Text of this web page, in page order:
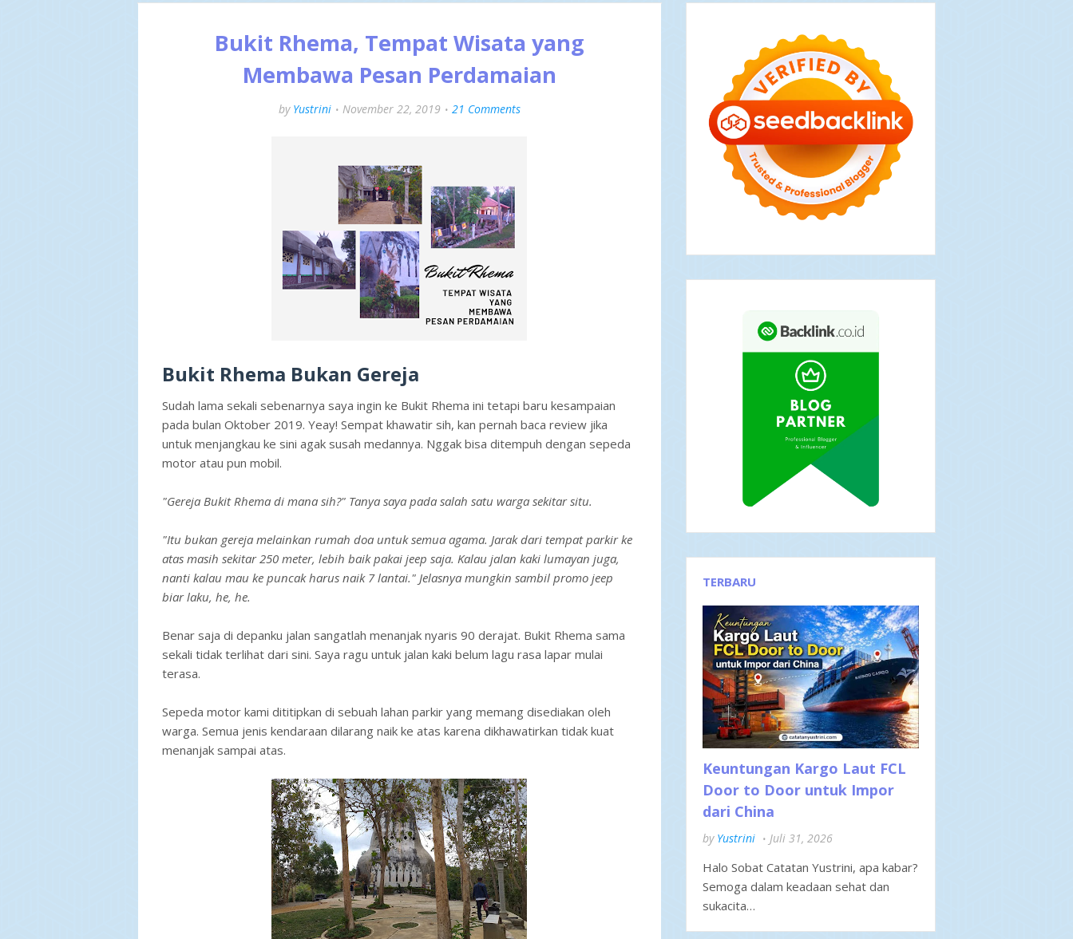
Bukit Rhema, Tempat Wisata yang
Membawa Pesan Perdamaian
by Yustrini November 22, 2019 21 Comments
Bukit Rhema Bukan Gereja
Sudah lama sekali sebenarnya saya ingin ke Bukit Rhema ini tetapi baru kesampaian
pada bulan Oktober 2019. Yeay! Sempat khawatir sih, kan pernah baca review jika
untuk menjangkau ke sini agak susah medannya. Nggak bisa ditempuh dengan sepeda
motor atau pun mobil.
"Gereja Bukit Rhema di mana sih?" Tanya saya pada salah satu warga sekitar situ.
"Itu bukan gereja melainkan rumah doa untuk semua agama. Jarak dari tempat parkir ke
atas masih sekitar 250 meter, lebih baik pakai jeep saja. Kalau jalan kaki lumayan juga,
nanti kalau mau ke puncak harus naik 7 lantai." Jelasnya mungkin sambil promo jeep
biar laku, he, he.
Benar saja di depanku jalan sangatlah menanjak nyaris 90 derajat. Bukit Rhema sama
sekali tidak terlihat dari sini. Saya ragu untuk jalan kaki belum lagu rasa lapar mulai
terasa.
Sepeda motor kami dititipkan di sebuah lahan parkir yang memang disediakan oleh
warga. Semua jenis kendaraan dilarang naik ke atas karena dikhawatirkan tidak kuat
menanjak sampai atas.
TERBARU
Keuntungan Kargo Laut FCL
Door to Door untuk Impor
dari China
by Yustrini Juli 31, 2026
Halo Sobat Catatan Yustrini, apa kabar?
Semoga dalam keadaan sehat dan
sukacita…